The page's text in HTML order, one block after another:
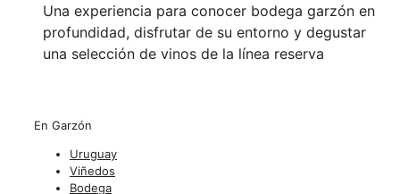
Una experiencia para conocer bodega garzón en
profundidad, disfrutar de su entorno y degustar
una selección de vinos de la línea reserva
En Garzón
Uruguay
Viñedos
Bodega